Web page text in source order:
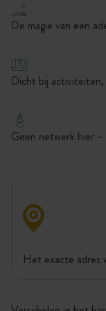
De magie van een
Dicht bij activiteiten,
Geen netwerk hier
Het exacte adres